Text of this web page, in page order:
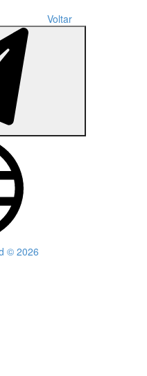
Voltar
© 2026